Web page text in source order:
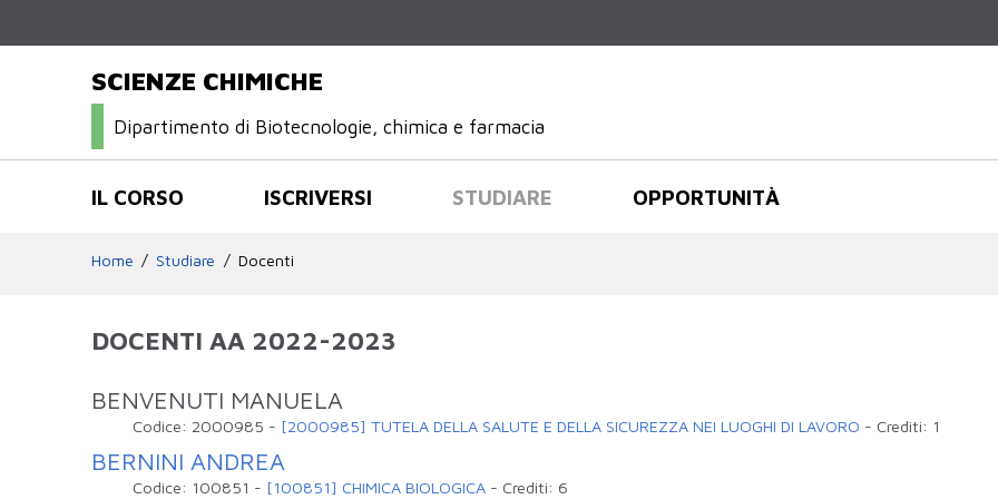
SCIENZE CHIMICHE
Dipartimento di Biotecnologie, chimica e farmacia
IL CORSO ISCRIVERSI STUDIARE OPPORTUNITÀ
Home Studiare Docenti
DOCENTI AA 2022-2023
BENVENUTI MANUELA
Codice: 2000985 - [2000985] TUTELA DELLA SALUTE E DELLA SICUREZZA NEI LUOGHI DI LAVORO - Crediti: 1
BERNINI ANDREA
Codice: 100851 - [100851] CHIMICA BIOLOGICA - Crediti: 6